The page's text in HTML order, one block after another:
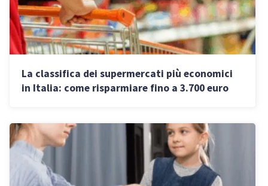
La classifica dei supermercati più economici
in Italia: come risparmiare fino a 3.700 euro